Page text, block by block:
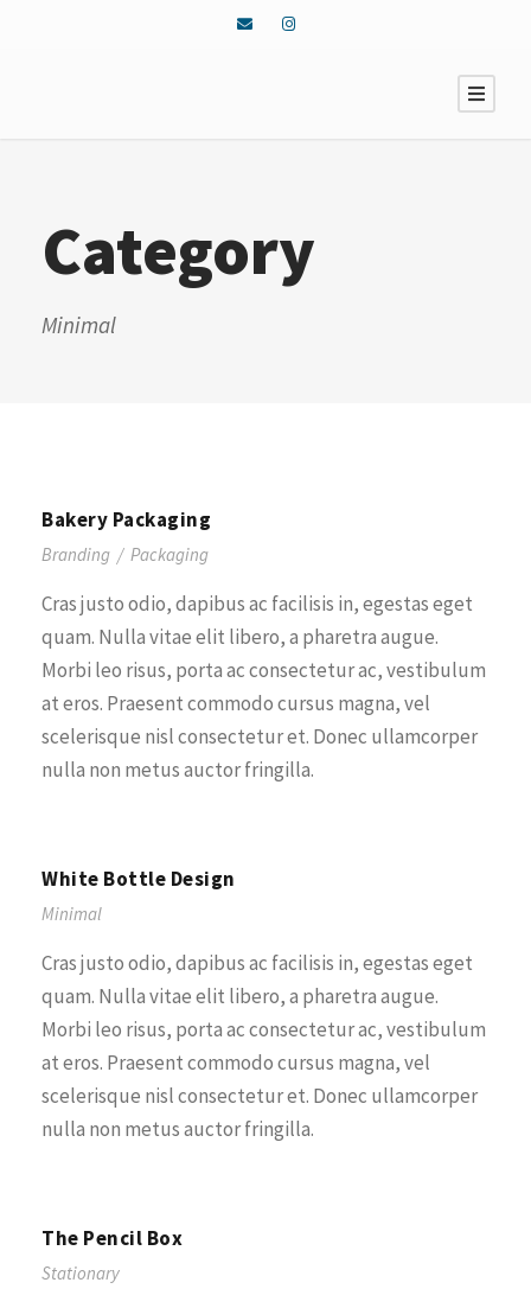
Category
Minimal
Bakery Packaging
Branding / Packaging
Cras justo odio, dapibus ac facilisis in, egestas eget
quam. Nulla vitae elit libero, a pharetra augue.
Morbi leo risus, porta ac consectetur ac, vestibulum
at eros. Praesent commodo cursus magna, vel
scelerisque nisl consectetur et. Donec ullamcorper
nulla non metus auctor fringilla.
White Bottle Design
Minimal
Cras justo odio, dapibus ac facilisis in, egestas eget
quam. Nulla vitae elit libero, a pharetra augue.
Morbi leo risus, porta ac consectetur ac, vestibulum
at eros. Praesent commodo cursus magna, vel
scelerisque nisl consectetur et. Donec ullamcorper
nulla non metus auctor fringilla.
The Pencil Box
Stationary